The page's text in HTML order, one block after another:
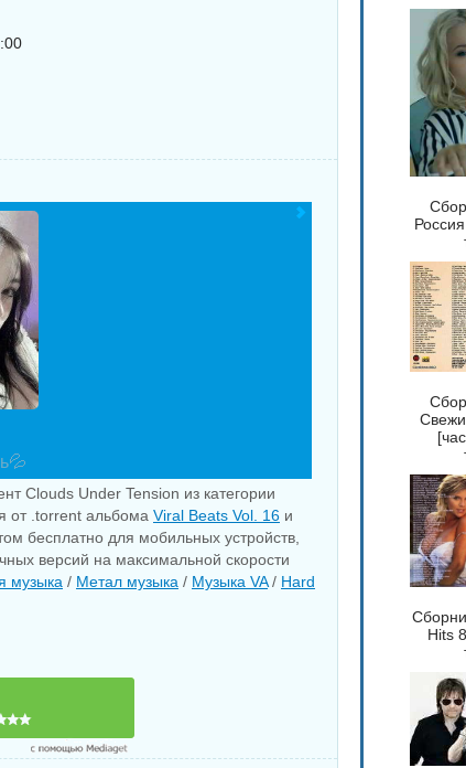
Clouds Under Tension из категории
от .torrent альбома Viral Beats Vol. 16 и
бесплатно для мобильных устройств,
версий на максимальной скорости
музыка / Метал музыка / Музыка VA/ Hard
Hits